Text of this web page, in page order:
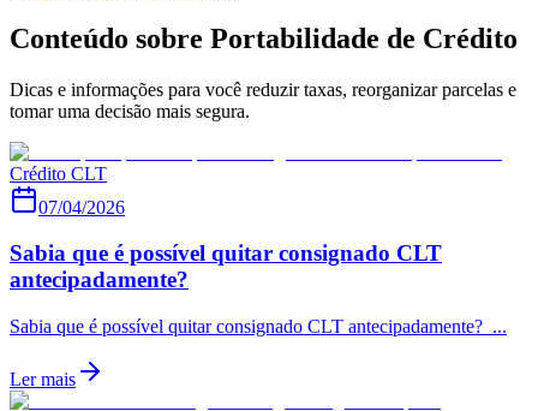
Conteúdo sobre Portabilidade de Crédito
Dicas e informações para você reduzir taxas, reorganizar parcelas e
tomar uma decisão mais segura.
Crédito CLT
07/04/2026
Sabia que é possível quitar consignado CLT
antecipadamente?
Sabia que é possível quitar consignado CLT antecipadamente? ...
Ler mais